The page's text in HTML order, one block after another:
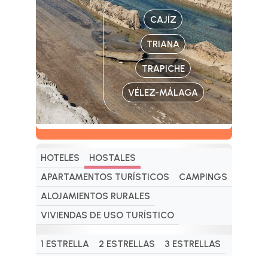
CAJÍZ
TRIANA
TRAPICHE
VÉLEZ-MÁLAGA
HOTELES
HOSTALES
APARTAMENTOS TURÍSTICOS
CAMPINGS
ALOJAMIENTOS RURALES
VIVIENDAS DE USO TURÍSTICO
1 ESTRELLA 2 ESTRELLAS
3 ESTRELLAS